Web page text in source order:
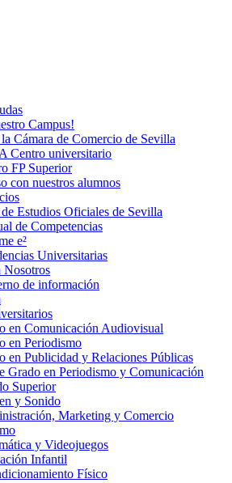
Campus!
Cámara de Comercio de Sevilla
Centro universitario
FP Superior
con nuestros alumnos
Estudios Oficiales de Sevilla
de Competencias
e²
Universitarias
Nosotros
de información
en Comunicación Audiovisual
en Periodismo
en Publicidad y Relaciones Públicas
Grado en Periodismo y Comunicación
Superior
y Sonido
Marketing y Comercio
y Videojuegos
Infantil
Físico